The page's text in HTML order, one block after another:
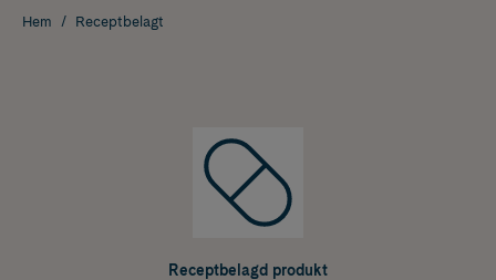
Hem Receptbelagt
Receptbelagd produkt